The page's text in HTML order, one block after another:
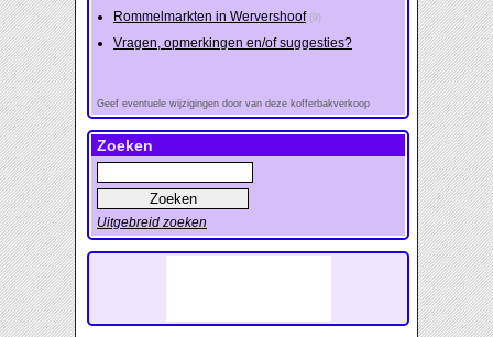
Rommelmarkten in Wervershoof (9)
Vragen, opmerkingen en/of suggesties?
Geef eventuele wijzigingen door van deze kofferbakverkoop
Zoeken
Uitgebreid zoeken